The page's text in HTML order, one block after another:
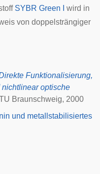
SYBR Green I
wird in
von doppelsträngiger
Funktionalisierung,
optische
Braunschweig, 2000
und metallstabilisiertes